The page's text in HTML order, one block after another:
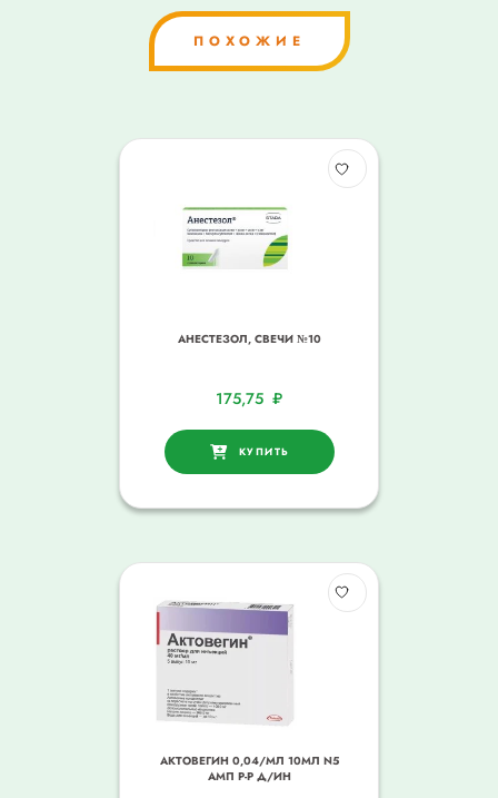
ПОХОЖИЕ
АНЕСТЕЗОЛ, СВЕЧИ №10
175,75 ₽
КУПИТЬ
АКТОВЕГИН 0,04/МЛ 10МЛ N5
АМП Р-Р Д/ИН